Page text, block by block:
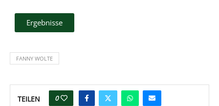
Ergebnisse
FANNY WOLTE
TEILEN 0